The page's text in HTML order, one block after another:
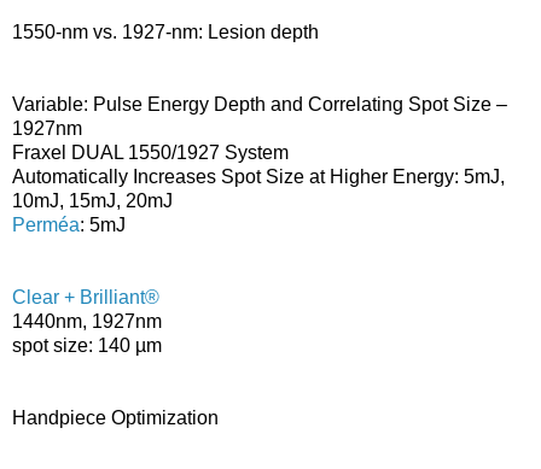
1550-nm vs. 1927-nm: Lesion depth
Variable: Pulse Energy Depth and Correlating Spot Size –
1927nm
Fraxel DUAL 1550/1927 System
Automatically Increases Spot Size at Higher Energy: 5mJ,
10mJ, 15mJ, 20mJ
Perméa: 5mJ
Clear + Brilliant®
1440nm, 1927nm
spot size: 140 µm
Handpiece Optimization